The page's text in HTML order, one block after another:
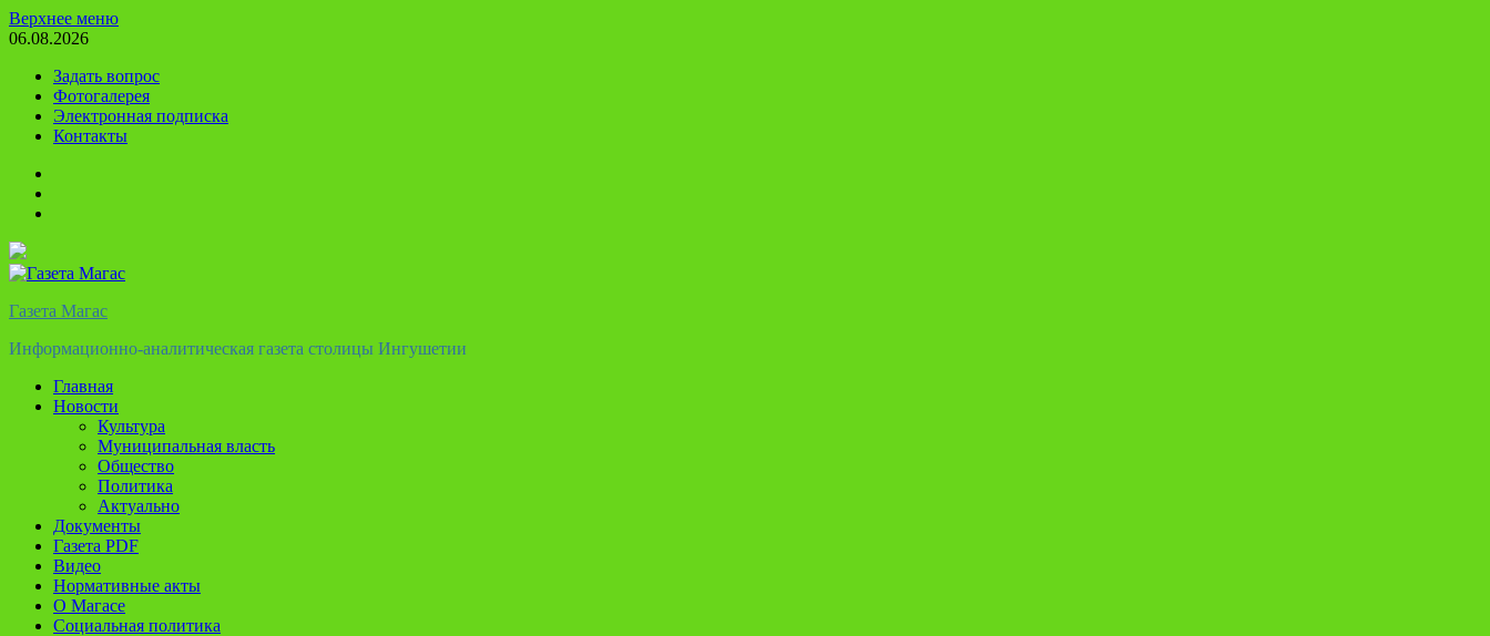
Перейти
к
Верхнее меню
06.08.2026
Задать вопрос
Фотогалерея
Электронная подписка
Контакты
Газета Магас
Информационно-аналитическая газета столицы Ингушетии
Главная
Новости
Культура
Муниципальная власть
Общество
Политика
Актуально
Документы
Газета PDF
Видео
Нормативные акты
О Магасе
Социальная политика